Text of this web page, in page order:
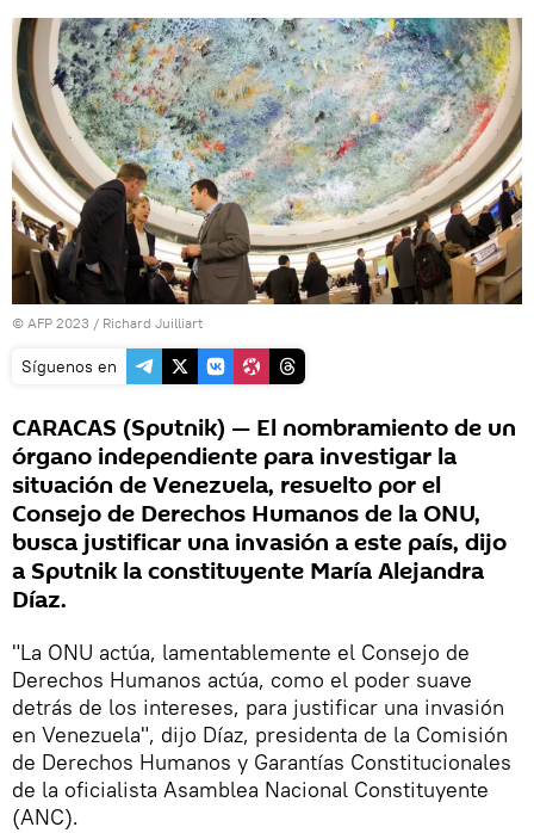
© AFP 2023 / Richard Juilliart
Síguenos en
CARACAS (Sputnik) — El nombramiento de un
órgano independiente para investigar la
situación de Venezuela, resuelto por el
Consejo de Derechos Humanos de la ONU,
busca justificar una invasión a este país, dijo
a Sputnik la constituyente María Alejandra
Díaz.
"La ONU actúa, lamentablemente el Consejo de
Derechos Humanos actúa, como el poder suave
detrás de los intereses, para justificar una invasión
en Venezuela", dijo Díaz, presidenta de la Comisión
de Derechos Humanos y Garantías Constitucionales
de la oficialista Asamblea Nacional Constituyente
(ANC).